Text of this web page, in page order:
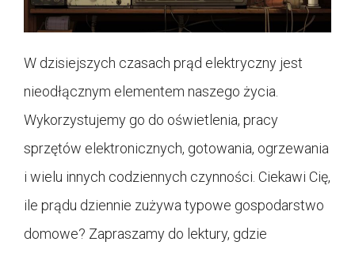
W dzisiejszych czasach prąd elektryczny jest
nieodłącznym elementem naszego życia.
Wykorzystujemy go do oświetlenia, pracy
sprzętów elektronicznych, gotowania, ogrzewania
i wielu innych codziennych czynności. Ciekawi Cię,
ile prądu dziennie zużywa typowe gospodarstwo
domowe? Zapraszamy do lektury, gdzie